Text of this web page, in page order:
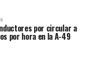
por circular a
por hora en la A-49